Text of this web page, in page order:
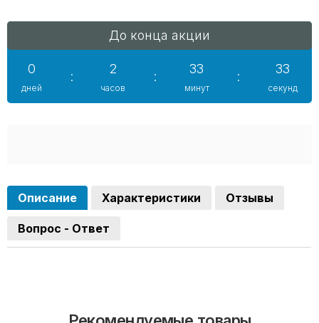
До конца акции
0
дней
:
2
часов
:
33
минут
:
32
секунд
Описание Характеристики Отзывы
Вопрос - Ответ